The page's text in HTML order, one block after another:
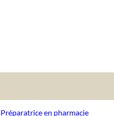
en pharmacie